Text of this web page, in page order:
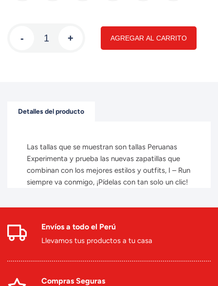
- + AGREGAR AL CARRITO
Detalles del producto
Las tallas que se muestran son tallas Peruanas
Experimenta y prueba las nuevas zapatillas que
combinan con los mejores estilos y outfits, I – Run
siempre va conmigo, ¡Pídelas con tan solo un clic!
Envíos a todo el Perú
Llevamos tus productos a tu casa
Compras Seguras